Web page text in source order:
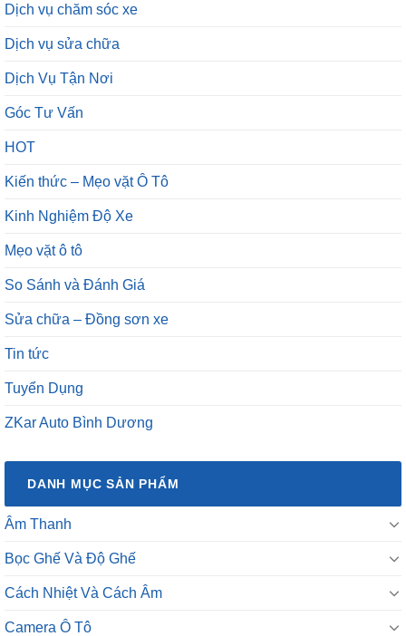
Dịch vụ chăm sóc xe
Dịch vụ sửa chữa
Dịch Vụ Tận Nơi
Góc Tư Vấn
HOT
Kiến thức – Mẹo vặt Ô Tô
Kinh Nghiệm Độ Xe
Mẹo vặt ô tô
So Sánh và Đánh Giá
Sửa chữa – Đồng sơn xe
Tin tức
Tuyển Dụng
ZKar Auto Bình Dương
DANH MỤC SẢN PHẨM
Âm Thanh
Bọc Ghế Và Độ Ghế
Cách Nhiệt Và Cách Âm
Camera Ô Tô